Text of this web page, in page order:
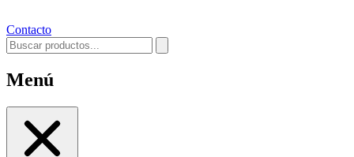
Contacto
Menú